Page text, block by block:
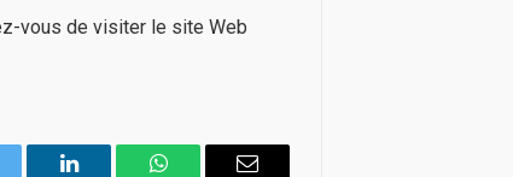
vous de visiter le site Web